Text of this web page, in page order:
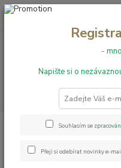
+420 731 199 591
PVC podlahy HQR
PVC Gerflor
-
Napište si o
Souhlasím se
Přeji si odebírat novinky e-